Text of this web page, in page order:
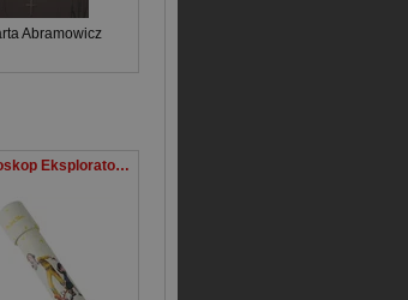
Abramowicz
Kalejdoskop Eksplorator Mały Książę